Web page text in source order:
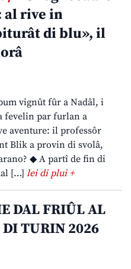
al rive in
di blu», il
vignût fûr a Nadâl, i
fevelin par furlan a
aventure: il professôr
Blik a provin di svolâ,
◆ A partî de fin di
[…] lei di plui +
DAL FRIÛL AL
TURIN 2026